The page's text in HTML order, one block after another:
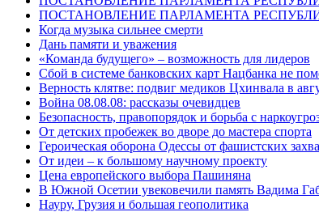
ПОСТАНОВЛЕНИЕ ПАРЛАМЕНТА
Когда музыка сильнее смерти
Дань памяти и уважения
«Команда будущего» – возможность для лидеров
Сбой в системе банковских карт Нацбанка не
Верность клятве: подвиг медиков Цхинвала в
Война 08.08.08: рассказы очевидцев
Безопасность, правопорядок и борьба с
От детских пробежек во дворе до мастера спорта
Героическая оборона Одессы от фашистских
От идеи – к большому научному проекту
Цена европейского выбора Пашиняна
В Южной Осетии увековечили память Вадима
Науру, Грузия и большая геополитика